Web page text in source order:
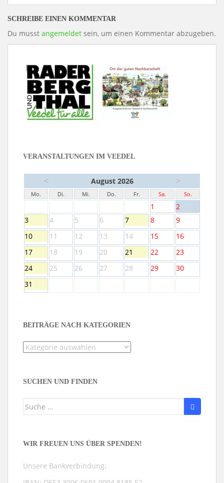
SCHREIBE EINEN KOMMENTAR
Du musst angemeldet sein, um einen Kommentar abzugeben.
VERANSTALTUNGEN IM VEEDEL
< August 2026 >
Mo. Di. Mi. Do. Fr. Sa. So.
1
2
3
4 5 6 7 8
9
10
11 12 13 14 15
16
17
18 19 20 21 22
23
24
25 26 27 28 29
30
31
BEITRÄGE NACH KATEGORIEN
Beiträge
SUCHEN UND FINDEN
Suche
WIR FREUEN UNS ÜBER SPENDEN!
Unsere Bankverbindung: